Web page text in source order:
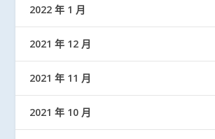
2022 年 1 月
2021 年 12 月
2021 年 11 月
2021 年 10 月